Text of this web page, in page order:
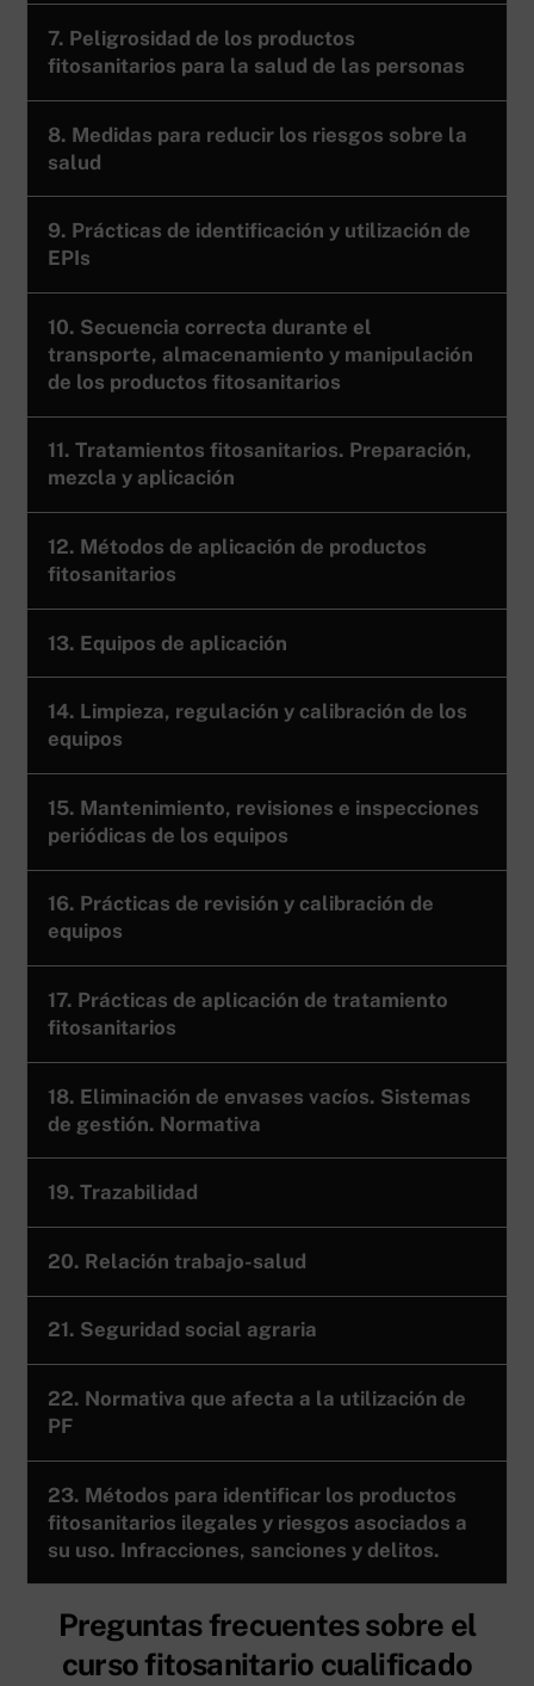
7. Peligrosidad de los productos
fitosanitarios para la salud de las personas
8. Medidas para reducir los riesgos sobre la
salud
9. Prácticas de identificación y utilización de
EPIs
10. Secuencia correcta durante el
transporte, almacenamiento y manipulación
de los productos fitosanitarios
11. Tratamientos fitosanitarios. Preparación,
mezcla y aplicación
12. Métodos de aplicación de productos
fitosanitarios
13. Equipos de aplicación
14. Limpieza, regulación y calibración de los
equipos
15. Mantenimiento, revisiones e inspecciones
periódicas de los equipos
16. Prácticas de revisión y calibración de
equipos
17. Prácticas de aplicación de tratamiento
fitosanitarios
18. Eliminación de envases vacíos. Sistemas
de gestión. Normativa
19. Trazabilidad
20. Relación trabajo-salud
21. Seguridad social agraria
22. Normativa que afecta a la utilización de
PF
23. Métodos para identificar los productos
fitosanitarios ilegales y riesgos asociados a
su uso. Infracciones, sanciones y delitos.
Preguntas frecuentes sobre el
curso fitosanitario cualificado